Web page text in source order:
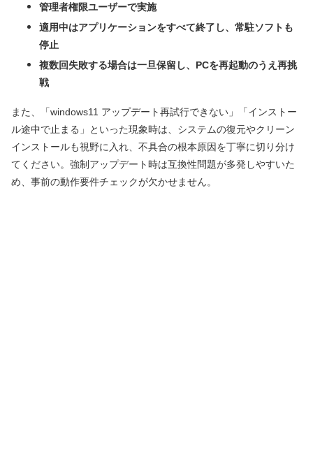
管理者権限ユーザーで実施
適用中はアプリケーションをすべて終了し、常駐ソフトも
停止
複数回失敗する場合は一旦保留し、PCを再起動のうえ再挑
戦
また、「windows11 アップデート再試行できない」「インストー
ル途中で止まる」といった現象時は、システムの復元やクリーン
インストールも視野に入れ、不具合の根本原因を丁寧に切り分け
てください。強制アップデート時は互換性問題が多発しやすいた
め、事前の動作要件チェックが欠かせません。